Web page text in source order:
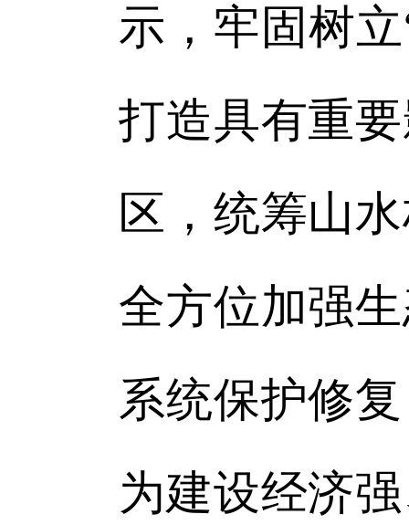
示，牢固树
打造具有重
区，统筹山
全方位加强
系统保护修
为建设经济